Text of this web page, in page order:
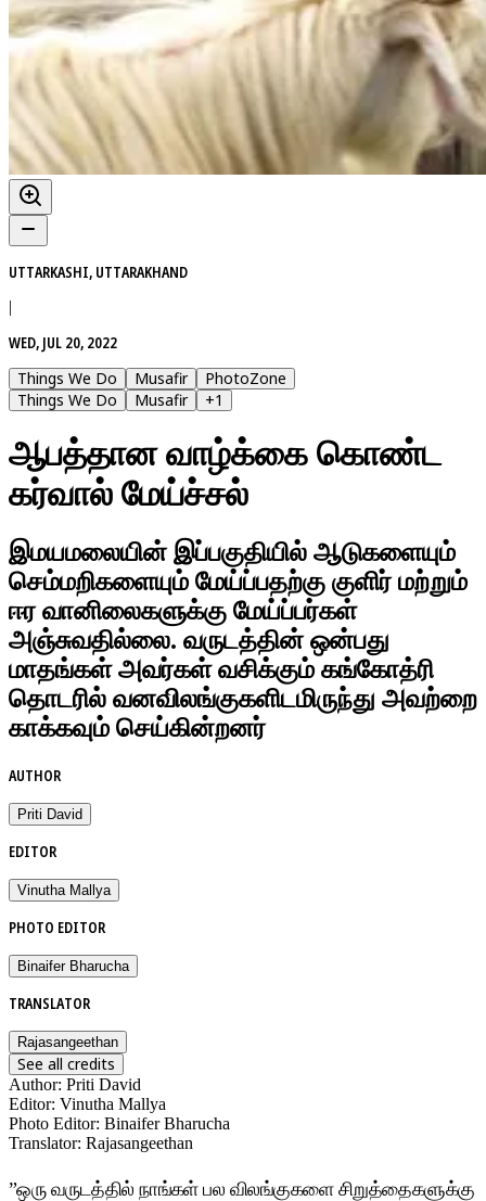
UTTARKASHI, UTTARAKHAND
|
WED, JUL 20, 2022
Things We Do
Musafir
PhotoZone
Things We Do
Musafir +1
ஆபத்தான வாழ்க்கை கொண்ட
கர்வால் மேய்ச்சல்
இமயமலையின் இப்பகுதியில் ஆடுகளையும்
செம்மறிகளையும் மேய்ப்பதற்கு குளிர் மற்றும்
ஈர வானிலைகளுக்கு மேய்ப்பர்கள்
அஞ்சுவதில்லை. வருடத்தின் ஒன்பது
மாதங்கள் அவர்கள் வசிக்கும் கங்கோத்ரி
தொடரில் வனவிலங்குகளிடமிருந்து அவற்றை
காக்கவும் செய்கின்றனர்
AUTHOR
Priti David
EDITOR
Vinutha Mallya
PHOTO EDITOR
Binaifer Bharucha
TRANSLATOR
Rajasangeethan
See all credits
Author: Priti David
Editor: Vinutha Mallya
Photo Editor: Binaifer Bharucha
Translator: Rajasangeethan
”ஒரு வருடத்தில் நாங்கள் பல விலங்குகளை சிறுத்தைகளுக்கு